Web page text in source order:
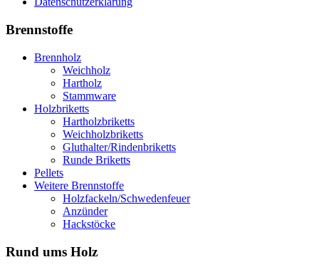
Brennstoffe
Brennholz
Weichholz
Hartholz
Stammware
Holzbriketts
Hartholzbriketts
Weichholzbriketts
Gluthalter/Rindenbriketts
Runde Briketts
Pellets
Weitere Brennstoffe
Holzfackeln/Schwedenfeuer
Anzünder
Hackstöcke
Rund ums Holz